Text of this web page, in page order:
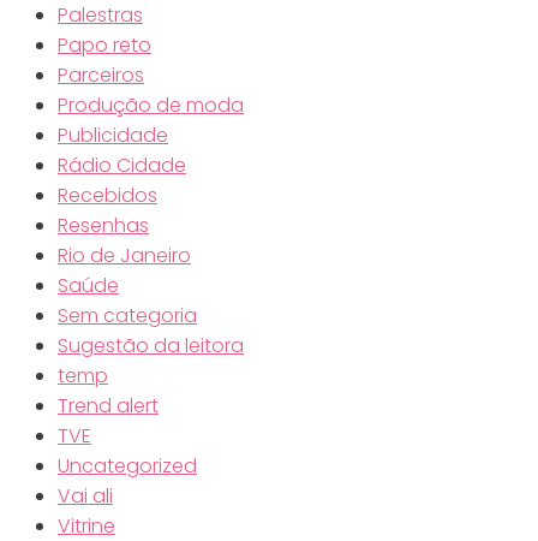
Palestras
Papo reto
Parceiros
Produção de moda
Publicidade
Rádio Cidade
Recebidos
Resenhas
Rio de Janeiro
Saúde
Sem categoria
Sugestão da leitora
temp
Trend alert
TVE
Uncategorized
Vai ali
Vitrine